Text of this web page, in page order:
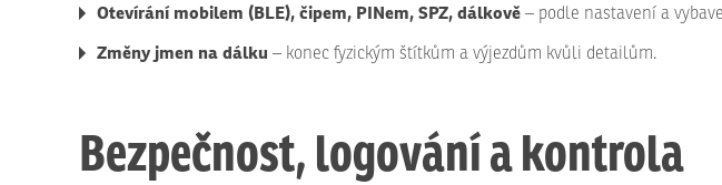
Otevírání mobilem (BLE), čipem, PINem, SPZ, dálkově – podle nastavení a
Změny jmen na dálku – konec fyzickým štítkům a výjezdům kvůli detailům.
Bezpečnost, logování a kontrola